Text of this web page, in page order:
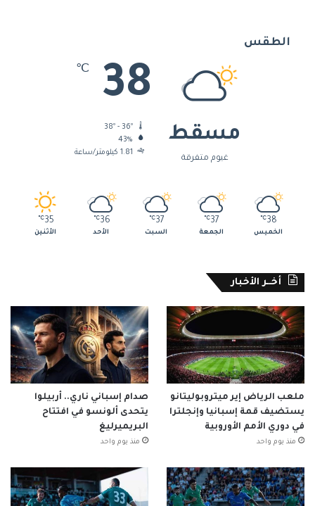
الطقس
مسقط
غيوم متفرقة
38
℃
43%
1.81 كيلومتر/ساعة
38
℃
الخميس
37
℃
الجمعة
37
℃
السبت
36
℃
الأحد
35
℃
الأثنين
أخــر الأخبار
ملعب الرياض إير ميتروبوليتانو
يستضيف قمة إسبانيا وإنجلترا
في دوري الأمم الأوروبية
منذ يوم واحد
صدام إسباني ناري.. أربيلوا
يتحدى ألونسو في افتتاح
البريميرليغ
منذ يوم واحد